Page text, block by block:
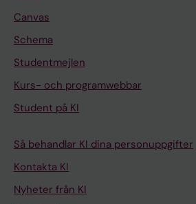
Canvas
Schema
Studentmejlen
Kurs- och programwebbar
Student på KI
Så behandlar KI dina personuppgifter
Kontakta KI
Nyheter från KI